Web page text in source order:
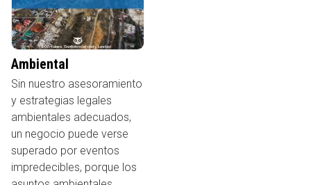
Ambiental
Sin nuestro asesoramiento
y estrategias legales
ambientales adecuados,
un negocio puede verse
superado por eventos
impredecibles, porque los